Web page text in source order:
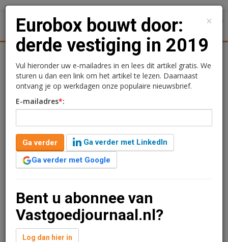
Achtergronden Woningmarkt
Eurobox bouwt door:
derde vestiging in 2019
Sandra Lissenberg
29 augustus 2019 om 09:30
7 jaar geleden aangepast
1 minuut leestijd
Het self-storage concept Eurobox laat nog dit jaar een
nieuwe vestiging in 2019.
Verder lezen?
×
Eurobox bouwt door:
derde vestiging in 2019
Vul hieronder uw e-mailadres in en lees dit artikel gratis. We
sturen u dan een link om het artikel te lezen. Daarnaast
ontvang je op werkdagen onze populaire nieuwsbrief.
E-mailadres*:
Ga verder
Ga verder met LinkedIn
Ga verder met Google
Bent u abonnee van
Vastgoedjournaal.nl?
Log dan hier in